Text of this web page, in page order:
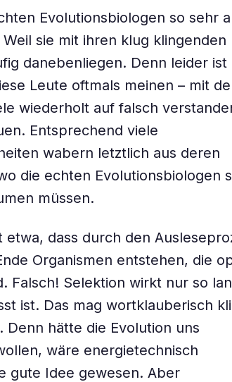
Evolutionsbiologen so sehr
sie mit ihren klug klingenden
danebenliegen. Denn leider ist
Leute oftmals meinen – mit
wiederholt auf falsch
Entsprechend viele
wabern letztlich aus deren
die echten Evolutionsbiologen
müssen.
etwa, dass durch den
Organismen entstehen, die
Falsch! Selektion wirkt nur so
ist. Das mag wortklauberisch
Denn hätte die Evolution uns
wäre energietechnisch
gute Idee gewesen. Aber